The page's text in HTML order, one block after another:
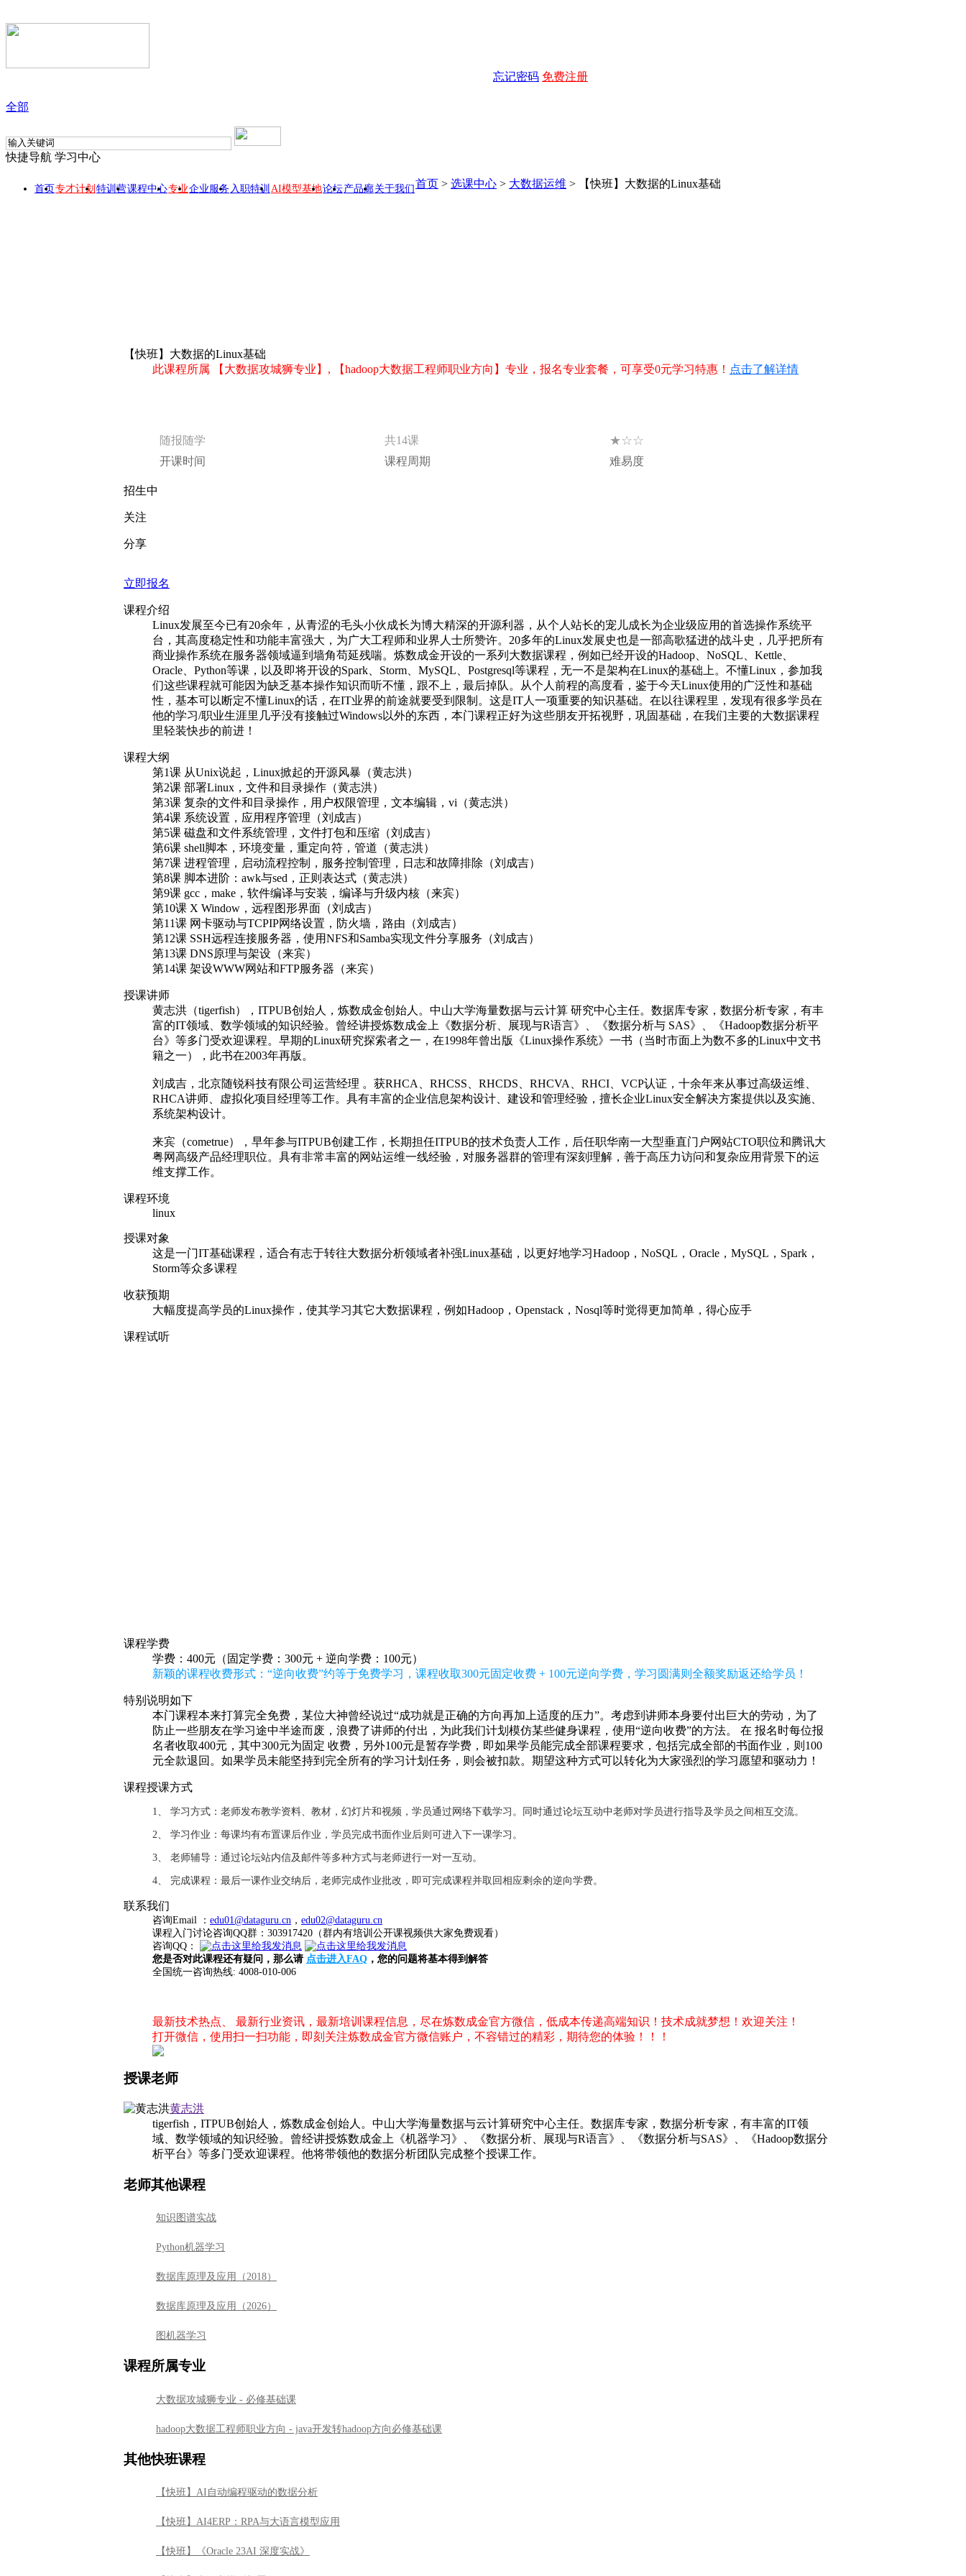
忘记密码 免费注册
全部
快捷导航 学习中心
首页专才计划 特训营课程中心专业企业服务 入职特训 AI模型基地论坛产品廊关于我们首页 > 选课中心 > 大数据运维 > 【快班】大数据的Linux基础
【快班】大数据的Linux基础
此课程所属 【大数据攻城狮专业】, 【hadoop大数据工程师职业方向】专业，报名专业套餐，可享受0元学习特惠！ 点击了解详情
随报随学 共14课 ★☆☆
开课时间 课程周期 难易度
招生中
关注
分享
立即报名
课程介绍
Linux发展至今已有20余年，从青涩的毛头小伙成长为博大精深的开源利器，从个人站长的宠儿成长为企业级应用的首选操作系统平
台，其高度稳定性和功能丰富强大，为广大工程师和业界人士所赞许。20多年的Linux发展史也是一部高歌猛进的战斗史，几乎把所有
商业操作系统在服务器领域逼到墙角苟延残喘。炼数成金开设的一系列大数据课程，例如已经开设的Hadoop、NoSQL、Kettle、
Oracle、Python等课，以及即将开设的Spark、Storm、MySQL、Postgresql等课程，无一不是架构在Linux的基础上。不懂Linux，参加我
们这些课程就可能因为缺乏基本操作知识而听不懂，跟不上，最后掉队。从个人前程的高度看，鉴于今天Linux使用的广泛性和基础
性，基本可以断定不懂Linux的话，在IT业界的前途就要受到限制。这是IT人一项重要的知识基础。在以往课程里，发现有很多学员在
他的学习/职业生涯里几乎没有接触过Windows以外的东西，本门课程正好为这些朋友开拓视野，巩固基础，在我们主要的大数据课程
里轻装快步的前进！
课程大纲
第1课 从Unix说起，Linux掀起的开源风暴（黄志洪）
第2课 部署Linux，文件和目录操作（黄志洪）
第3课 复杂的文件和目录操作，用户权限管理，文本编辑，vi（黄志洪）
第4课 系统设置，应用程序管理（刘成吉）
第5课 磁盘和文件系统管理，文件打包和压缩（刘成吉）
第6课 shell脚本，环境变量，重定向符，管道（黄志洪）
第7课 进程管理，启动流程控制，服务控制管理，日志和故障排除（刘成吉）
第8课 脚本进阶：awk与sed，正则表达式（黄志洪）
第9课 gcc，make，软件编译与安装，编译与升级内核（来宾）
第10课 X Window，远程图形界面（刘成吉）
第11课 网卡驱动与TCPIP网络设置，防火墙，路由（刘成吉）
第12课 SSH远程连接服务器，使用NFS和Samba实现文件分享服务（刘成吉）
第13课 DNS原理与架设（来宾）
第14课 架设WWW网站和FTP服务器（来宾）
授课讲师
黄志洪（tigerfish），ITPUB创始人，炼数成金创始人。中山大学海量数据与云计算 研究中心主任。数据库专家，数据分析专家，有丰
富的IT领域、数学领域的知识经验。曾经讲授炼数成金上《数据分析、展现与R语言》、《数据分析与 SAS》、《Hadoop数据分析平
台》等多门受欢迎课程。早期的Linux研究探索者之一，在1998年曾出版《Linux操作系统》一书（当时市面上为数不多的Linux中文书
籍之一），此书在2003年再版。
刘成吉，北京随锐科技有限公司运营经理 。获RHCA、RHCSS、RHCDS、RHCVA、RHCI、VCP认证，十余年来从事过高级运维、
RHCA讲师、虚拟化项目经理等工作。具有丰富的企业信息架构设计、建设和管理经验，擅长企业Linux安全解决方案提供以及实施、
系统架构设计。
来宾（cometrue），早年参与ITPUB创建工作，长期担任ITPUB的技术负责人工作，后任职华南一大型垂直门户网站CTO职位和腾讯大
粤网高级产品经理职位。具有非常丰富的网站运维一线经验，对服务器群的管理有深刻理解，善于高压力访问和复杂应用背景下的运
维支撑工作。
课程环境
linux
授课对象
这是一门IT基础课程，适合有志于转往大数据分析领域者补强Linux基础，以更好地学习Hadoop，NoSQL，Oracle，MySQL，Spark，
Storm等众多课程
收获预期
大幅度提高学员的Linux操作，使其学习其它大数据课程，例如Hadoop，Openstack，Nosql等时觉得更加简单，得心应手
课程试听
课程学费
学费：400元（固定学费：300元 + 逆向学费：100元）
新颖的课程收费形式：“逆向收费”约等于免费学习，课程收取300元固定收费 + 100元逆向学费，学习圆满则全额奖励返还给学员！
特别说明如下
本门课程本来打算完全免费，某位大神曾经说过“成功就是正确的方向再加上适度的压力”。考虑到讲师本身要付出巨大的劳动，为了
防止一些朋友在学习途中半途而废，浪费了讲师的付出，为此我们计划模仿某些健身课程，使用“逆向收费”的方法。 在 报名时每位报
名者收取400元，其中300元为固定 收费，另外100元是暂存学费，即如果学员能完成全部课程要求，包括完成全部的书面作业，则100
元全款退回。如果学员未能坚持到完全所有的学习计划任务，则会被扣款。期望这种方式可以转化为大家强烈的学习愿望和驱动力！
课程授课方式
1、 学习方式：老师发布教学资料、教材，幻灯片和视频，学员通过网络下载学习。同时通过论坛互动中老师对学员进行指导及学员之间相互交流。
2、 学习作业：每课均有布置课后作业，学员完成书面作业后则可进入下一课学习。
3、 老师辅导：通过论坛站内信及邮件等多种方式与老师进行一对一互动。
4、 完成课程：最后一课作业交纳后，老师完成作业批改，即可完成课程并取回相应剩余的逆向学费。
联系我们
咨询Email ： edu01@dataguru.cn ， edu02@dataguru.cn
课程入门讨论咨询QQ群：303917420（群内有培训公开课视频供大家免费观看）
咨询QQ：
您是否对此课程还有疑问，那么请 点击进入FAQ ，您的问题将基本得到解答
全国统一咨询热线: 4008-010-006
最新技术热点、 最新行业资讯，最新培训课程信息，尽在炼数成金官方微信，低成本传递高端知识！技术成就梦想！欢迎关注！
打开微信，使用扫一扫功能，即刻关注炼数成金官方微信账户，不容错过的精彩，期待您的体验！！！
授课老师
黄志洪
tigerfish，ITPUB创始人，炼数成金创始人。中山大学海量数据与云计算研究中心主任。数据库专家，数据分析专家，有丰富的IT领
域、数学领域的知识经验。曾经讲授炼数成金上《机器学习》、《数据分析、展现与R语言》、《数据分析与SAS》、《Hadoop数据分
析平台》等多门受欢迎课程。他将带领他的数据分析团队完成整个授课工作。
老师其他课程
知识图谱实战
Python机器学习
数据库原理及应用（2018）
数据库原理及应用（2026）
图机器学习
课程所属专业
大数据攻城狮专业 - 必修基础课
hadoop大数据工程师职业方向 - java开发转hadoop方向必修基础课
其他快班课程
【快班】AI自动编程驱动的数据分析
【快班】AI4ERP：RPA与大语言模型应用
【快班】《Oracle 23AI 深度实战》